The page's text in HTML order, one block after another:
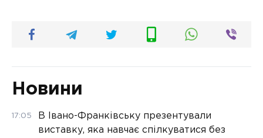
Новини
17:05
В Івано-Франківську презентували
виставку, яка навчає спілкуватися без